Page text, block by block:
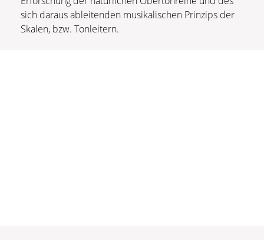
sich daraus ableitenden musikalischen Prinzips der
Skalen, bzw. Tonleitern.